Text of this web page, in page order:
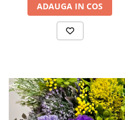
ADAUGA IN COS